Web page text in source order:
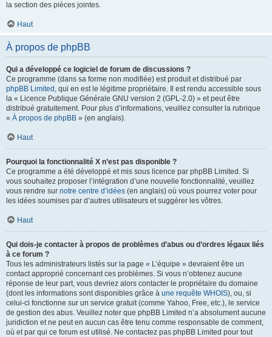
la section des pièces jointes.
Haut
À propos de phpBB
Qui a développé ce logiciel de forum de discussions ?
Ce programme (dans sa forme non modifiée) est produit et distribué par
phpBB Limited , qui en est le légitime propriétaire. Il est rendu accessible sous
la « Licence Publique Générale GNU version 2 (GPL-2.0) » et peut être
distribué gratuitement. Pour plus d’informations, veuillez consulter la rubrique
« À propos de phpBB » (en anglais).
Haut
Pourquoi la fonctionnalité X n’est pas disponible ?
Ce programme a été développé et mis sous licence par phpBB Limited. Si
vous souhaitez proposer l’intégration d’une nouvelle fonctionnalité, veuillez
vous rendre sur notre centre d’idées (en anglais) où vous pourrez voter pour
les idées soumises par d’autres utilisateurs et suggérer les vôtres.
Haut
Qui dois-je contacter à propos de problèmes d’abus ou d’ordres légaux liés
à ce forum ?
Tous les administrateurs listés sur la page « L’équipe » devraient être un
contact approprié concernant ces problèmes. Si vous n’obtenez aucune
réponse de leur part, vous devriez alors contacter le propriétaire du domaine
(dont les informations sont disponibles grâce à une requête WHOIS), ou, si
celui-ci fonctionne sur un service gratuit (comme Yahoo, Free, etc.), le service
de gestion des abus. Veuillez noter que phpBB Limited n’a absolument aucune
juridiction et ne peut en aucun cas être tenu comme responsable de comment,
où et par qui ce forum est utilisé. Ne contactez pas phpBB Limited pour tout